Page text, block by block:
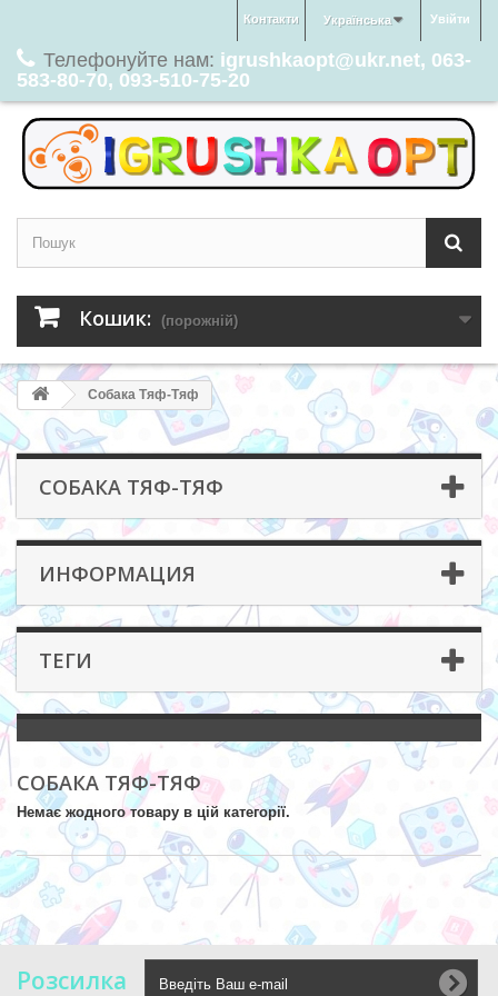
Увійти
Українська
Контакти
Телефонуйте нам: igrushkaopt@ukr.net, 063-
583-80-70, 093-510-75-20
Кошик: (порожній)
Собака Тяф-Тяф
СОБАКА ТЯФ-ТЯФ
ИНФОРМАЦИЯ
ТЕГИ
СОБАКА ТЯФ-ТЯФ
Немає жодного товару в цій категорії.
Розсилка